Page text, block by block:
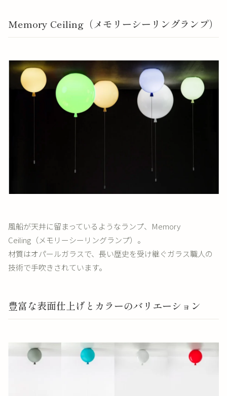
Memory Ceiling（メモリーシーリングランプ）
風船が天井に留まっているようなランプ、Memory
Ceiling（メモリーシーリングランプ）。
材質はオパールガラスで、長い歴史を受け継ぐガラス職人の
技術で手吹きされています。
豊富な表面仕上げとカラーのバリエーション